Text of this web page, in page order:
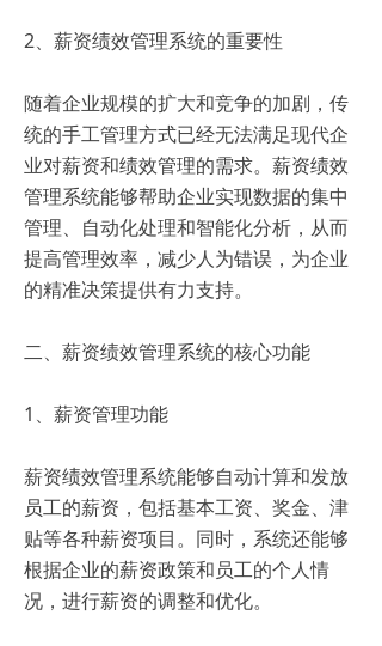
2、薪资绩效管理系统的重要性
随着企业规模的扩大和竞争的加剧，传
统的手工管理方式已经无法满足现代企
业对薪资和绩效管理的需求。薪资绩效
管理系统能够帮助企业实现数据的集中
管理、自动化处理和智能化分析，从而
提高管理效率，减少人为错误，为企业
的精准决策提供有力支持。
二、薪资绩效管理系统的核心功能
1、薪资管理功能
薪资绩效管理系统能够自动计算和发放
员工的薪资，包括基本工资、奖金、津
贴等各种薪资项目。同时，系统还能够
根据企业的薪资政策和员工的个人情
况，进行薪资的调整和优化。